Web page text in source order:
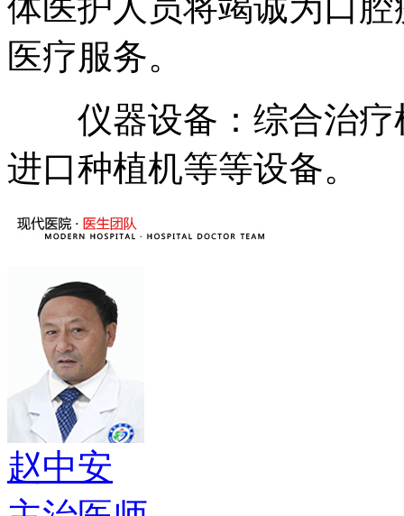
医疗服务。
仪器设备：综合治疗
进口种植机等等设备。
赵中安